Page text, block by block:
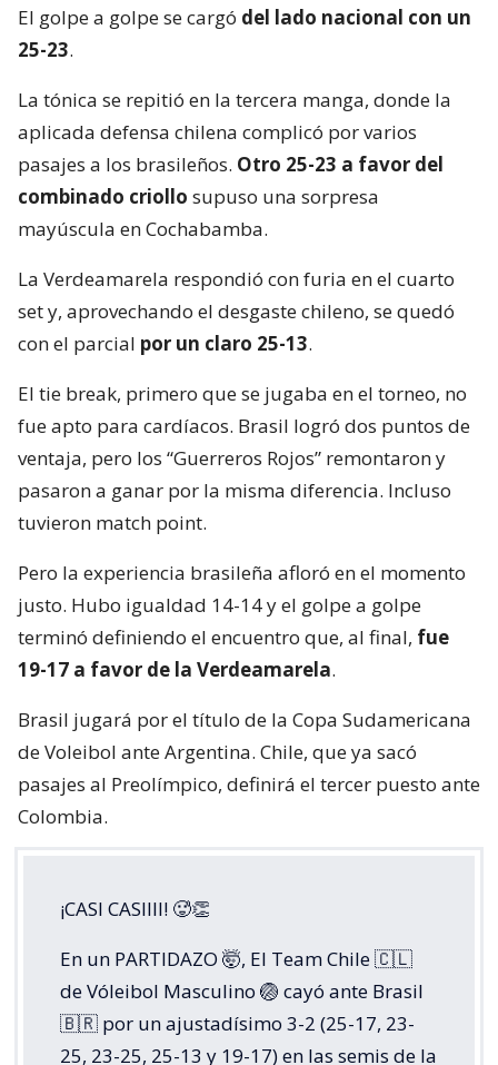
El golpe a golpe se cargó del lado nacional con un
25-23.
La tónica se repitió en la tercera manga, donde la
aplicada defensa chilena complicó por varios
pasajes a los brasileños. Otro 25-23 a favor del
combinado criollo supuso una sorpresa
mayúscula en Cochabamba.
La Verdeamarela respondió con furia en el cuarto
set y, aprovechando el desgaste chileno, se quedó
con el parcial por un claro 25-13.
El tie break, primero que se jugaba en el torneo, no
fue apto para cardíacos. Brasil logró dos puntos de
ventaja, pero los “Guerreros Rojos” remontaron y
pasaron a ganar por la misma diferencia. Incluso
tuvieron match point.
Pero la experiencia brasileña afloró en el momento
justo. Hubo igualdad 14-14 y el golpe a golpe
terminó definiendo el encuentro que, al final, fue
19-17 a favor de la Verdeamarela.
Brasil jugará por el título de la Copa Sudamericana
de Voleibol ante Argentina. Chile, que ya sacó
pasajes al Preolímpico, definirá el tercer puesto ante
Colombia.
¡CASI CASIIII! 🥵👏
En un PARTIDAZO 🤯, El Team Chile 🇨🇱
de Vóleibol Masculino 🏐 cayó ante Brasil
🇧🇷 por un ajustadísimo 3-2 (25-17, 23-
25, 23-25, 25-13 y 19-17) en las semis de la